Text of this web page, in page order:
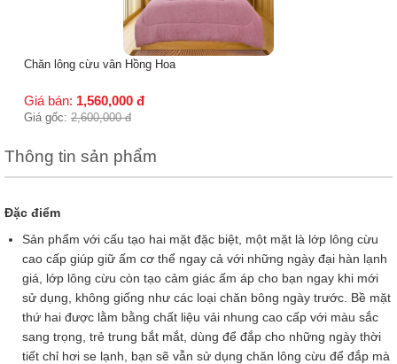
Chăn lông cừu vân Hồng Hoa
Giá bán: 1,560,000 đ
Giá gốc: 2,600,000 đ
Thông tin sản phẩm
Đặc điểm
Sản phẩm với cấu tạo hai mặt đặc biệt, một mặt là lớp lông cừu
cao cấp giúp giữ ấm cơ thể ngay cả với những ngày đại hàn lạnh
giá, lớp lông cừu còn tạo cảm giác ấm áp cho bạn ngay khi mới
sử dụng, không giống như các loại chăn bông ngày trước. Bề mặt
thứ hai được lằm bằng chất liệu vải nhung cao cấp với màu sắc
sang trọng, trẻ trung bắt mắt, dùng để đắp cho những ngày thời
tiết chỉ hơi se lạnh, bạn sẽ vẫn sử dụng chăn lông cừu để đắp mà